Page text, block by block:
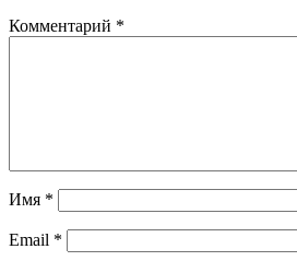
Комментарий *
Имя *
Email *